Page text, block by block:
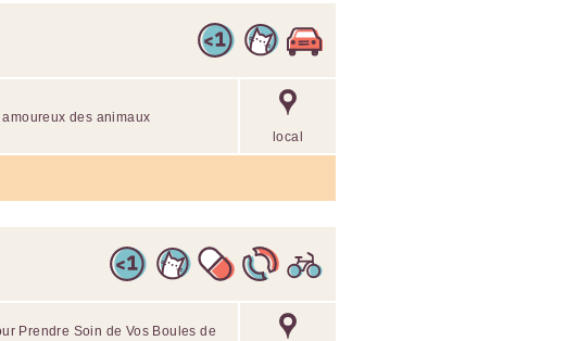
local
des animaux
Prendre Soin de Vos Boules de